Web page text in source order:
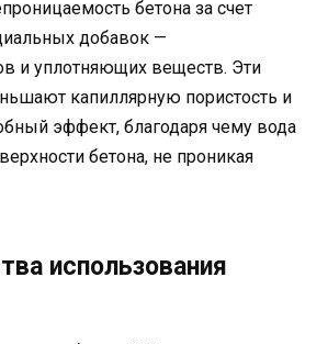
бетона за счет
добавок —
и уплотняющих веществ. Эти
капиллярную пористость и
эффект, благодаря чему вода
бетона, не проникая
использования